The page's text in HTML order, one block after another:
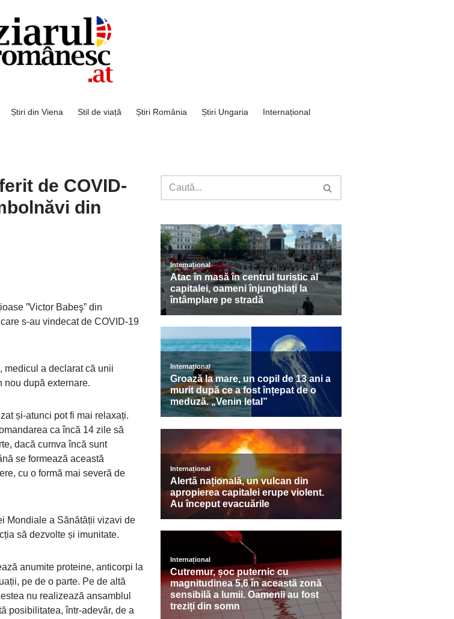
Știri din Viena Stil de viață Știri România Știri Ungaria
Internațional
de COVID-
din
”Victor Babeş” din
s-au vindecat de COVID-19
medicul a declarat că unii
nou după externare.
și-atunci pot fi mai relaxați.
ca încă 14 zile să
dacă cumva încă sunt
se formează această
cu o formă mai severă de
Mondiale a Sănătății vizavi de
să dezvolte și imunitate.
anumite proteine, anticorpi la
pe de o parte. Pe de altă
nu realizează ansamblul
posibilitatea, într-adevăr, de a